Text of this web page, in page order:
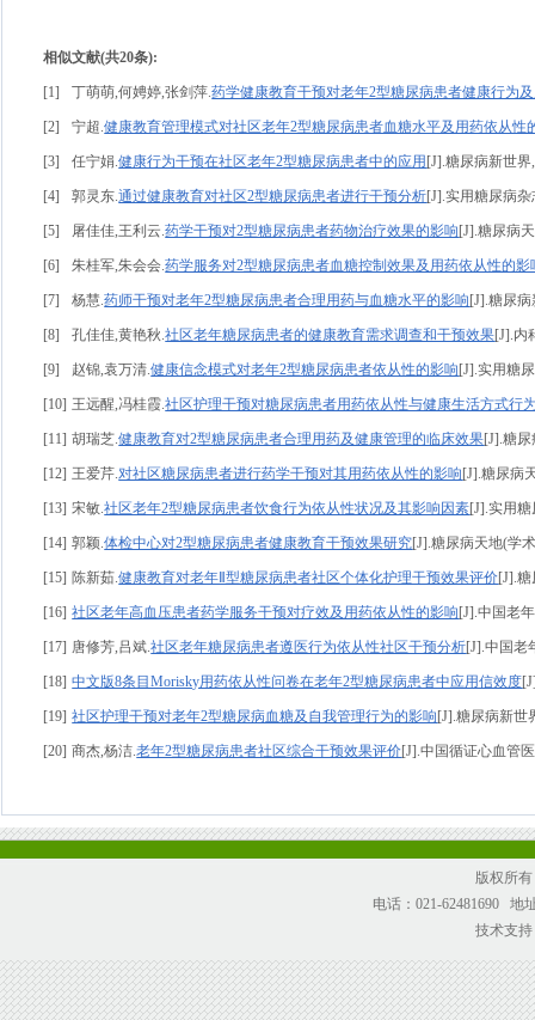
相似文献(共20条):
[1] 丁萌萌,何娉婷,张剑萍.药学健康教育干预对老年2型糖尿病患者健康行为
[2] 宁超.健康教育管理模式对社区老年2型糖尿病患者血糖水平及用药依从性
[3] 任宁娟.健康行为干预在社区老年2型糖尿病患者中的应用 [J].糖尿病新世界
[4] 郭灵东.通过健康教育对社区2型糖尿病患者进行干预分析[J].实用糖尿病杂
[5] 屠佳佳,王利云.药学干预对2型糖尿病患者药物治疗效果的影响 [J].糖尿病
[6] 朱桂军,朱会会.药学服务对2型糖尿病患者血糖控制效果及用药依从性的影
[7] 杨慧.药师干预对老年2型糖尿病患者合理用药与血糖水平的影响 [J].糖尿病
[8] 孔佳佳,黄艳秋.社区老年糖尿病患者的健康教育需求调查和干预效果[J].内
[9] 赵锦,袁万清.健康信念模式对老年2型糖尿病患者依从性的影响 [J].实用糖
[10] 王远醒,冯桂霞.社区护理干预对糖尿病患者用药依从性与健康生活方式行
[11] 胡瑞芝.健康教育对2型糖尿病患者合理用药及健康管理的临床效果[J].糖
[12] 王爱芹.对社区糖尿病患者进行药学干预对其用药依从性的影响 [J].糖尿病
[13] 宋敏.社区老年2型糖尿病患者饮食行为依从性状况及其影响因素[J].实用糖
[14] 郭颖.体检中心对2型糖尿病患者健康教育干预效果研究[J].糖尿病天地(学
[15] 陈新茹.健康教育对老年Ⅱ型糖尿病患者社区个体化护理干预效果评价[J].
[16] 社区老年高血压患者药学服务干预对疗效及用药依从性的影响 [J].中国老
[17] 唐修芳,吕斌.社区老年糖尿病患者遵医行为依从性社区干预分析[J].中国老
[18] 中文版8条目Morisky用药依从性问卷在老年2型糖尿病患者中应用信效度
[19] 社区护理干预对老年2型糖尿病血糖及自我管理行为的影响 [J].糖尿病新世
[20] 商杰,杨洁.老年2型糖尿病患者社区综合干预效果评价[J].中国循证心血管
版权所
电话：021-62481690 地
技术支